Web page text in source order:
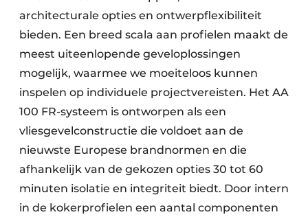
architecturale opties en ontwerpflexibiliteit
bieden. Een breed scala aan profielen maakt de
meest uiteenlopende geveloplossingen
mogelijk, waarmee we moeiteloos kunnen
inspelen op individuele projectvereisten. Het AA
100 FR-systeem is ontworpen als een
vliesgevelconstructie die voldoet aan de
nieuwste Europese brandnormen en die
afhankelijk van de gekozen opties 30 tot 60
minuten isolatie en integriteit biedt. Door intern
in de kokerprofielen een aantal componenten